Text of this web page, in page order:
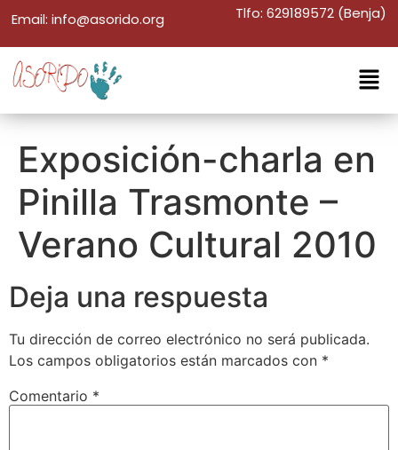
Email: info@asorido.org Tlfo: 629189572 (Benja)
Exposición-charla en
Pinilla Trasmonte –
Verano Cultural 2010
Deja una respuesta
Tu dirección de correo electrónico no será publicada.
Los campos obligatorios están marcados con *
Comentario *